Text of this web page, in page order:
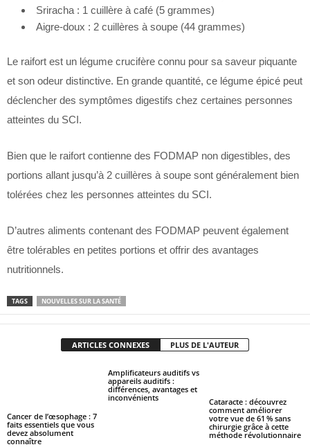
Sriracha : 1 cuillère à café (5 grammes)
Aigre-doux : 2 cuillères à soupe (44 grammes)
Le raifort est un légume crucifère connu pour sa saveur piquante
et son odeur distinctive. En grande quantité, ce légume épicé peut
déclencher des symptômes digestifs chez certaines personnes
atteintes du SCI.
Bien que le raifort contienne des FODMAP non digestibles, des
portions allant jusqu’à 2 cuillères à soupe sont généralement bien
tolérées chez les personnes atteintes du SCI.
D’autres aliments contenant des FODMAP peuvent également
être tolérables en petites portions et offrir des avantages
nutritionnels.
TAGS NOUVELLES SUR LA SANTÉ
ARTICLES CONNEXES PLUS DE L'AUTEUR
Cancer de l’œsophage : 7
faits essentiels que vous
devez absolument
connaître
Amplificateurs auditifs vs
appareils auditifs :
différences, avantages et
inconvénients
Cataracte : découvrez
comment améliorer
votre vue de 61 % sans
chirurgie grâce à cette
méthode révolutionnaire